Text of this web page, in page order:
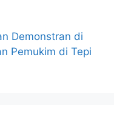
Demonstran di
Pemukim di Tepi